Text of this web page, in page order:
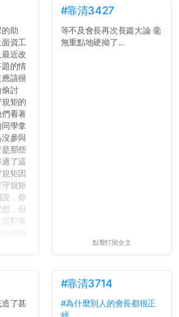
助
資工
近改
的情
該很
討
矩的
看著
學拿
參與
那些
了這
矩因
規矩
，你
，但
對事
，在
，但
定會
更
#靠清3427
等不及會長再次長篇大論 毫
無重點地硬拗了...
點擊打開全文
了甚
#靠清3714
#為什麼別人的會長都很正
經